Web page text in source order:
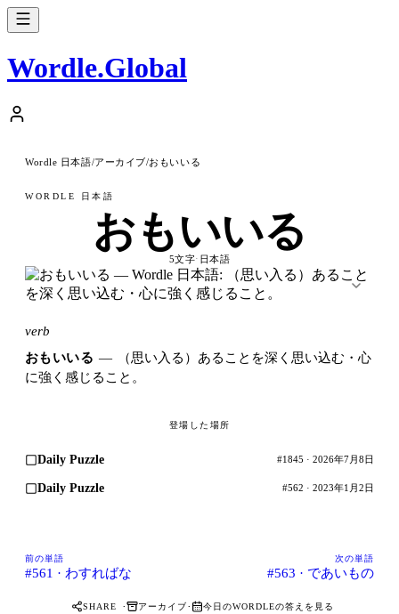
Wordle.Global
Wordle 日本語/アーカイブ/おもいいる
WORDLE 日本語
おもいいる
5文字· 日本語
verb
おもいいる —
（思い入る）あることを深く思い込む・心
に強く感じること。
登場した場所
Daily Puzzle #1845 · 2026年7月8日
Daily Puzzle #562 · 2023年1月2日
前の単語
#561 · わすればな
次の単語
#563 · であいもの
SHARE · アーカイブ· 今日のWORDLEの答えを見る